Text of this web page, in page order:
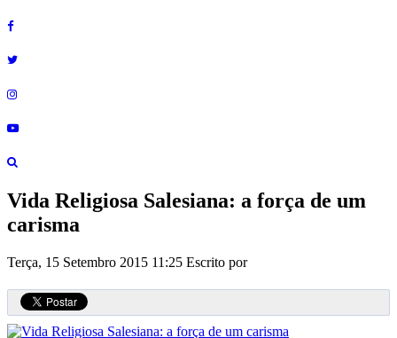
Vida Religiosa Salesiana: a força de um
carisma
Terça, 15 Setembro 2015 11:25 Escrito por